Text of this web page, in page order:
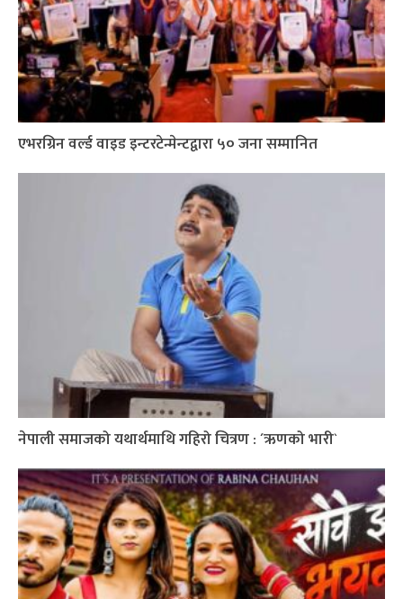
एभरग्रिन वर्ल्ड वाइड इन्टरटेन्मेन्टद्वारा ५० जना सम्मानित
नेपाली समाजको यथार्थमाथि गहिरो चित्रण : ´ऋणको भारी`